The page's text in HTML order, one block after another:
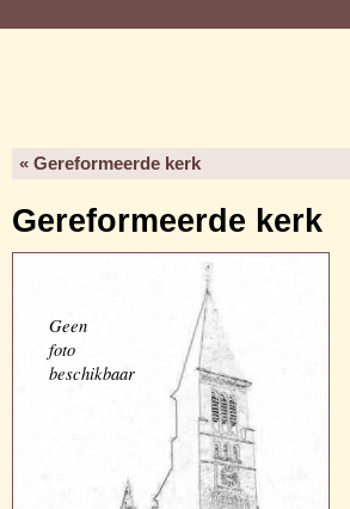
« Gereformeerde kerk
Gereformeerde kerk
Geen
foto
beschikbaar